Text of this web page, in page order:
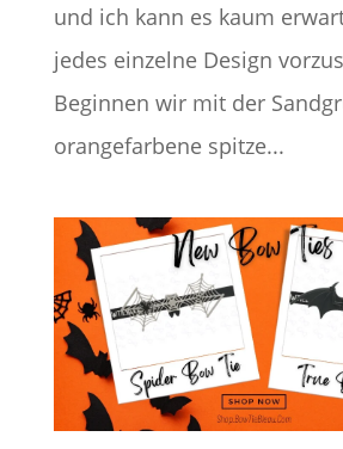
und ich kann es kaum
jedes einzelne Design
Beginnen wir mit der
orangefarbene spitze...